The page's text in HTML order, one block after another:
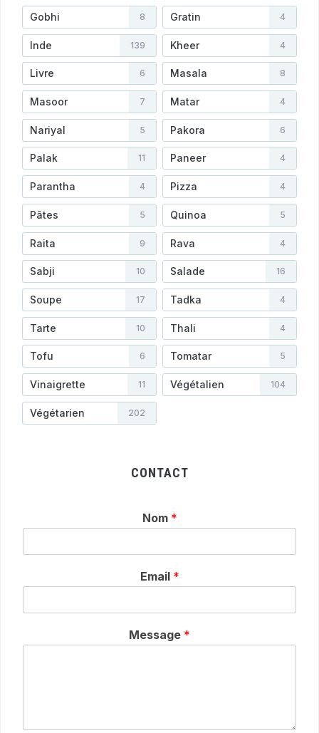
Gobhi 8 Gratin 4
Inde 139 Kheer 4
Livre 6 Masala 8
Masoor 7 Matar 4
Nariyal 5 Pakora 6
Palak 11 Paneer 4
Parantha 4 Pizza 4
Pâtes 5 Quinoa 5
Raita 9 Rava 4
Sabji 10 Salade 16
Soupe 17 Tadka 4
Tarte 10 Thali 4
Tofu 6 Tomatar 5
Vinaigrette 11 Végétalien 104
Végétarien 202
CONTACT
Nom *
Email *
Message *